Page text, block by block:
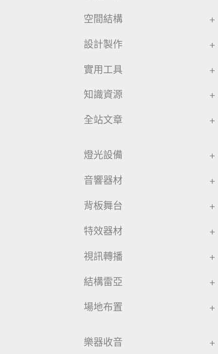
空間結構 +
設計製作 +
實用工具 +
知識資源 +
全站文章 +
燈光設備 +
音響器材 +
背板舞台 +
特效器材 +
視訊轉播 +
結構雷亞 +
場地布置 +
樂器收音 +